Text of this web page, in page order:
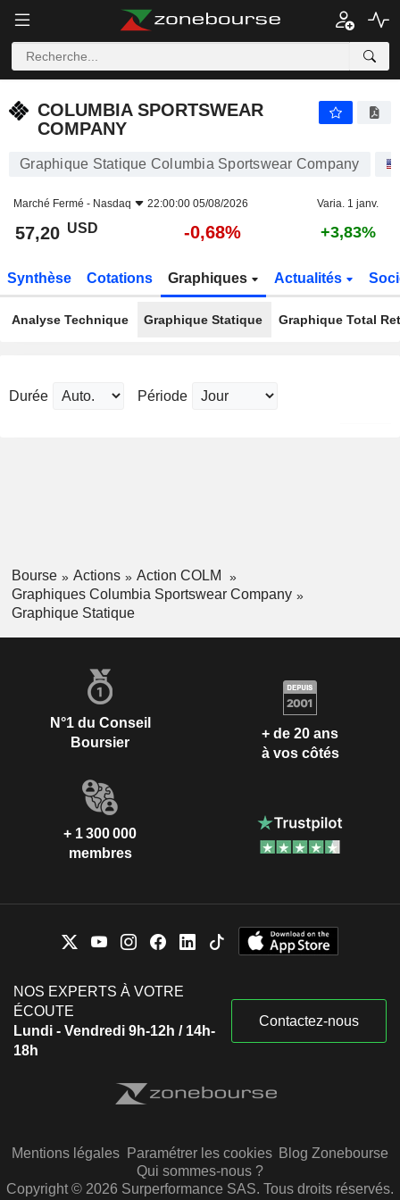
COLUMBIA SPORTSWEAR
COMPANY
Graphique Statique Columbia Sportswear Company
Marché Fermé - Nasdaq 22:00:00 05/08/2026 Varia. 1 janv.
57,20 USD -0,68% +3,83%
Synthèse Cotations Graphiques Actualités
Analyse Technique Graphique Statique Graphique Total
Durée Période
Bourse Actions
Action COLM
Graphiques Columbia Sportswear Company
Graphique Statique
N°1 du Conseil
Boursier
+ de 20 ans
à vos côtés
+ 1 300 000
membres
NOS EXPERTS À VOTRE
ÉCOUTE
Lundi - Vendredi 9h-12h / 14h-
18h
Contactez-nous
Mentions légales Paramétrer les cookies Blog Zonebourse
Qui sommes-nous ?
Copyright © 2026 Surperformance SAS. Tous droits réservés.